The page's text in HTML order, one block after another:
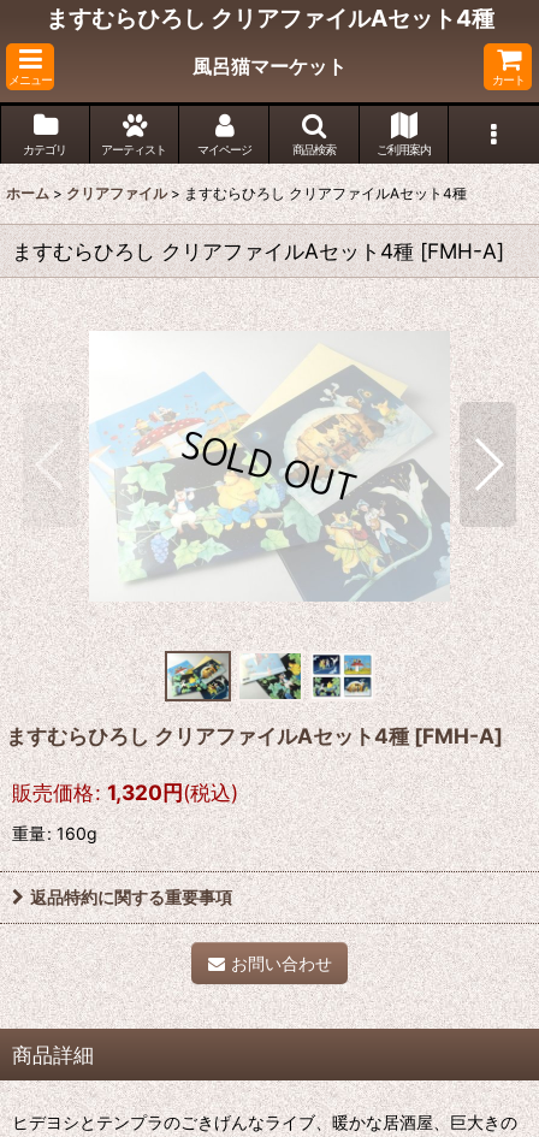
ますむらひろし クリアファイルAセット4種
メニュー
風呂猫マーケット
カート
カテゴリ アーティスト マイページ 商品検索 ご利用案内
ホーム > クリアファイル > ますむらひろし クリアファイルAセット4種
ますむらひろし クリアファイルAセット4種 [FMH-A]
ますむらひろし クリアファイルAセット4種[FMH-A]
販売価格: 1,320円(税込)
重量:160g
返品特約に関する重要事項
お問い合わせ
商品詳細
ヒデヨシとテンプラのごきげんなライブ、暖かな居酒屋、巨大きの